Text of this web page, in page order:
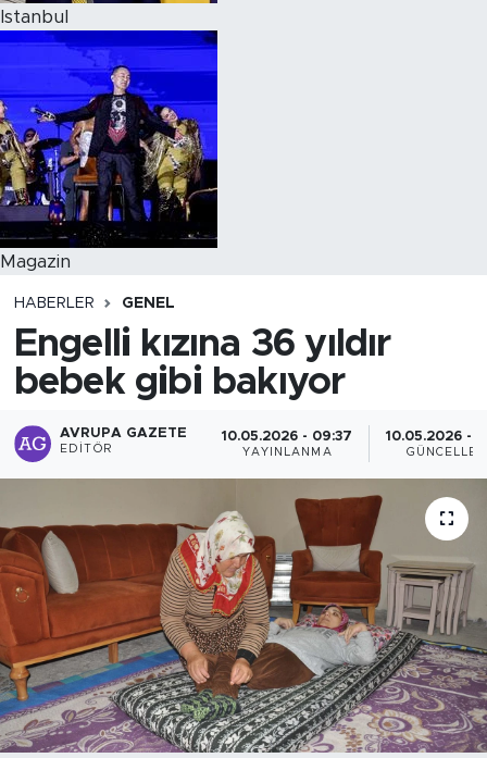
Istanbul
Magazin
HABERLER GENEL
Engelli kızına 36 yıldır
bebek gibi bakıyor
AVRUPA GAZETE
EDITÖR
10.05.2026 - 09:37
YAYINLANMA
10.05.2026 -